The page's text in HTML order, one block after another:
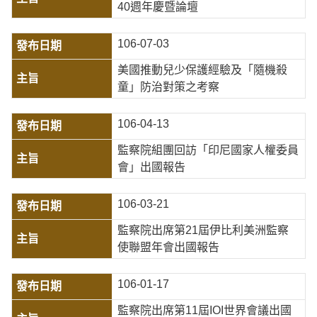
40週年慶暨論壇
106-07-03
美國推動兒少保護經驗及「隨機殺
童」防治對策之考察
106-04-13
監察院組團回訪「印尼國家人權委員
會」出國報告
106-03-21
監察院出席第21屆伊比利美洲監察
使聯盟年會出國報告
106-01-17
監察院出席第11屆IOI世界會議出國